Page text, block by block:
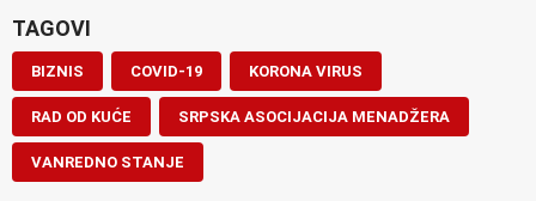
TAGOVI
BIZNIS COVID-19 KORONA VIRUS
RAD OD KUĆE SRPSKA ASOCIJACIJA MENADŽERA
VANREDNO STANJE